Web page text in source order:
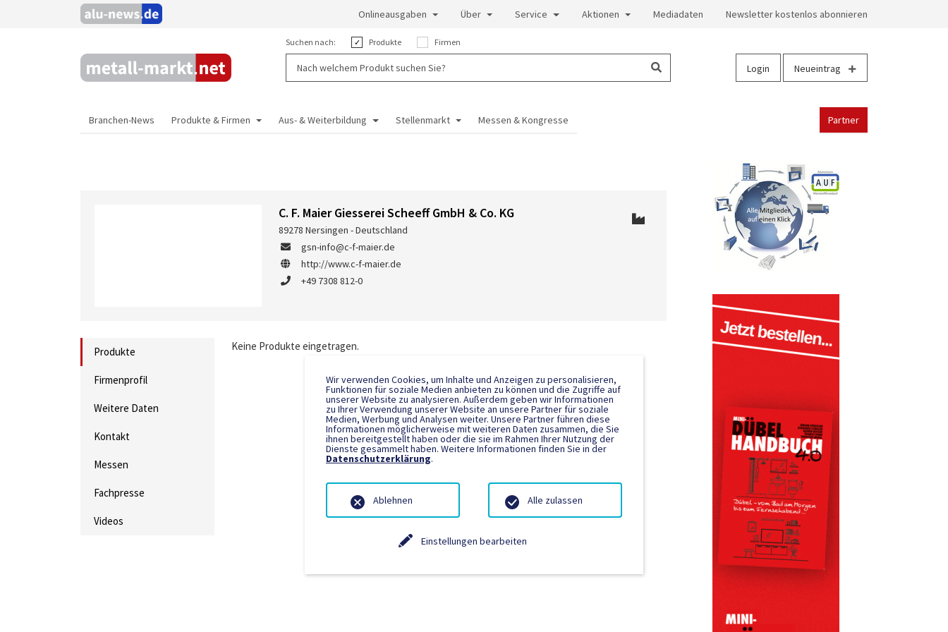
Onlineausgaben Über Service Aktionen Mediadaten Newsletter kostenlos abonnieren
Suchen nach: Produkte Firmen
Login Neueintrag
Branchen-News Produkte & Firmen Aus- & Weiterbildung Stellenmarkt Messen & Kongresse Partner
C. F. Maier Giesserei Scheeff GmbH & Co. KG
89278 Nersingen - Deutschland
gsn-info@c-f-maier.de
http://www.c-f-maier.de
+49 7308 812-0
Produkte
Firmenprofil
Weitere Daten
Kontakt
Messen
Fachpresse
Videos
Keine Produkte eingetragen.
Wir verwenden Cookies, um Inhalte und Anzeigen zu personalisieren,
Funktionen für soziale Medien anbieten zu können und die Zugriffe auf
unserer Website zu analysieren. Außerdem geben wir Informationen
zu Ihrer Verwendung unserer Website an unsere Partner für soziale
Medien, Werbung und Analysen weiter. Unsere Partner führen diese
Informationen möglicherweise mit weiteren Daten zusammen, die Sie
ihnen bereitgestellt haben oder die sie im Rahmen Ihrer Nutzung der
Dienste gesammelt haben. Weitere Informationen finden Sie in der
Datenschutzerklärung.
Einstellungen bearbeiten
Ablehnen Alle zulassen